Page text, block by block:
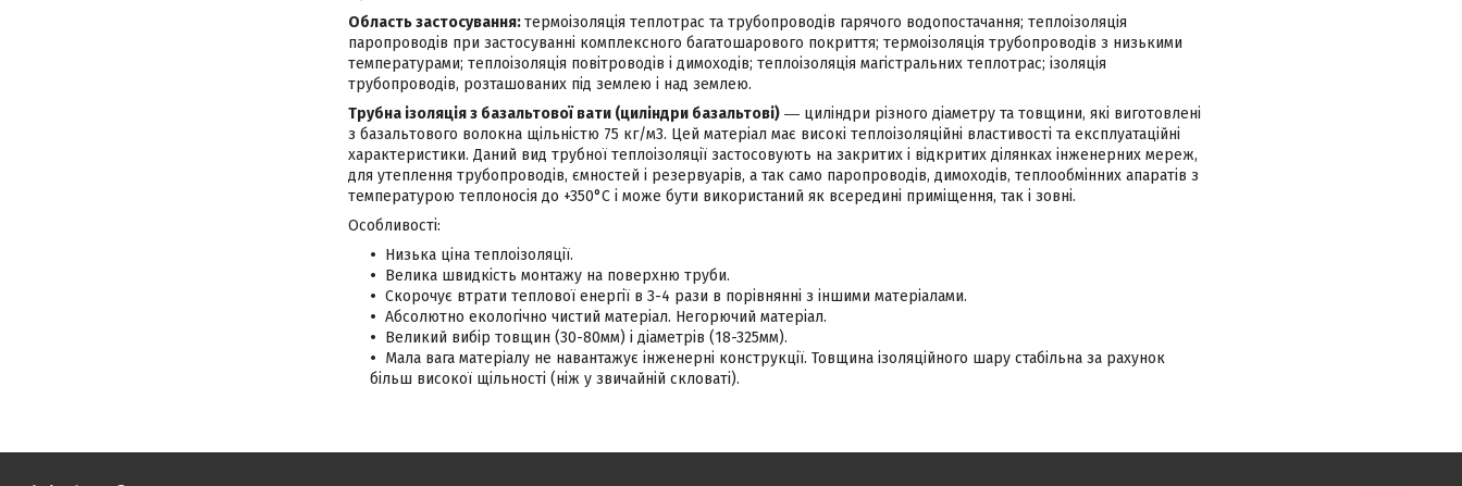
Область застосування:термоізоляція теплотрас та трубопроводів гарячого водопостачання; теплоізоляція
паропроводів при застосуванні комплексного багатошарового покриття; термоізоляція трубопроводів з низькими
температурами; теплоізоляція повітроводів і димоходів; теплоізоляція магістральних теплотрас; ізоляція
трубопроводів, розташованих під землею і над землею.
Трубна ізоляція з базальтової вати (циліндри базальтові) ― циліндри різного діаметру та товщини, які виготовлені
з базальтового волокна щільністю 75 кг/м3. Цей матеріал має високі теплоізоляційні властивості та експлуатаційні
характеристики. Даний вид трубної теплоізоляції застосовують на закритих і відкритих ділянках інженерних мереж,
для утеплення трубопроводів, ємностей і резервуарів, а так само паропроводів, димоходів, теплообмінних апаратів з
температурою теплоносія до +350°С і може бути використаний як всередині приміщення, так і зовні.
Особливості:
Низька ціна теплоізоляції.
Велика швидкість монтажу на поверхню труби.
Скорочує втрати теплової енергії в 3-4 рази в порівнянні з іншими матеріалами.
Абсолютно екологічно чистий матеріал. Негорючий матеріал.
Великий вибір товщин (30-80мм) і діаметрів (18-325мм).
Мала вага матеріалу не навантажує інженерні конструкції. Товщина ізоляційного шару стабільна за рахунок
більш високої щільності (ніж у звичайній скловаті).